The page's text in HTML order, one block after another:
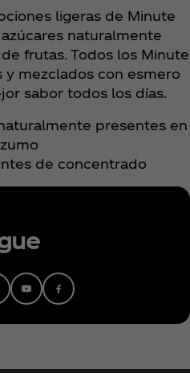
ligeras de Minute
naturalmente
frutas. Todos los Minute
y mezclados con esmero
sabor todos los días.
presentes en
de concentrado